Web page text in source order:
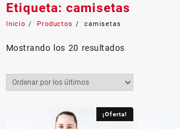
Etiqueta: camisetas
Inicio Productos camisetas
Mostrando los 20 resultadosOrdenado
los
¡Oferta!